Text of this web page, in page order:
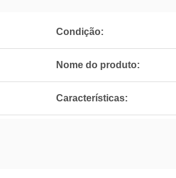
Condição:
Nome do produto:
Características: